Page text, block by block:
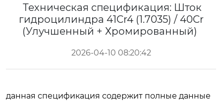
Техническая спецификация: Шток
гидроцилиндра 41Cr4 (1.7035) / 40Cr
(Улучшенный + Хромированный)
2026-04-10 08:20:42
данная спецификация содержит полные данные